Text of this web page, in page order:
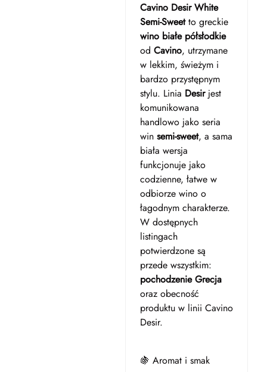
Cavino Desir White
Semi-Sweetto greckie
wino białe półsłodkie
od Cavino, utrzymane
w lekkim, świeżym i
bardzo przystępnym
stylu. Linia Desirjest
komunikowana
handlowo jako seria
win semi-sweet, a sama
biała wersja
funkcjonuje jako
codzienne, łatwe w
odbiorze wino o
łagodnym charakterze.
W dostępnych
listingach
potwierdzone są
przede wszystkim:
pochodzenie Grecja
oraz obecność
produktu w linii Cavino
Desir.
🍇 Aromat i smak